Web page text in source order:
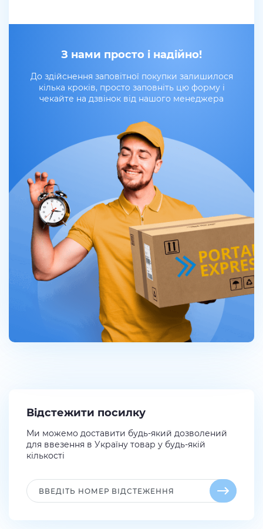
З нами просто і надійно!
До здійснення заповітної покупки залишилося
кілька кроків, просто заповніть цю форму і
чекайте на дзвінок від нашого менеджера
Відстежити посилку
Ми можемо доставити будь-який дозволений
для ввезення в Україну товар у будь-якій
кількості